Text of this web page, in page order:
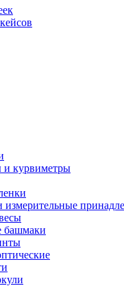
курвиметры
измерительные
башмаки